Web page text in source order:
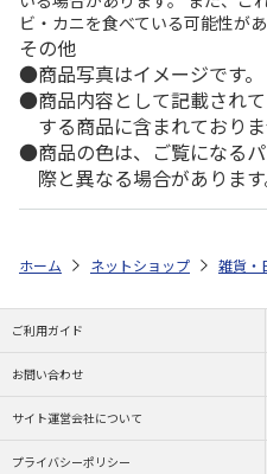
ビ・カニを食べている可能性があ
その他
商品写真はイメージです。
商品内容として記載され
する商品に含まれておりま
商品の色は、ご覧になる
際と異なる場合があります
ホーム ネットショップ 雑貨・
ご利用ガイド
お問い合わせ
サイト運営会社について
プライバシーポリシー